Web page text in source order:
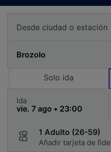
Solo ida
Ida
1 Adulto (26-59)
Añadir tarjeta de